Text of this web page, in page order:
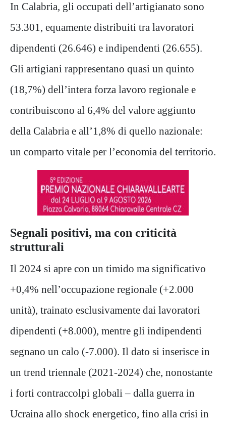
In Calabria, gli occupati dell’artigianato sono
53.301, equamente distribuiti tra lavoratori
dipendenti (26.646) e indipendenti (26.655).
Gli artigiani rappresentano quasi un quinto
(18,7%) dell’intera forza lavoro regionale e
contribuiscono al 6,4% del valore aggiunto
della Calabria e all’1,8% di quello nazionale:
un comparto vitale per l’economia del territorio.
Segnali positivi, ma con criticità
strutturali
Il 2024 si apre con un timido ma significativo
+0,4% nell’occupazione regionale (+2.000
unità), trainato esclusivamente dai lavoratori
dipendenti (+8.000), mentre gli indipendenti
segnano un calo (-7.000). Il dato si inserisce in
un trend triennale (2021-2024) che, nonostante
i forti contraccolpi globali – dalla guerra in
Ucraina allo shock energetico, fino alla crisi in